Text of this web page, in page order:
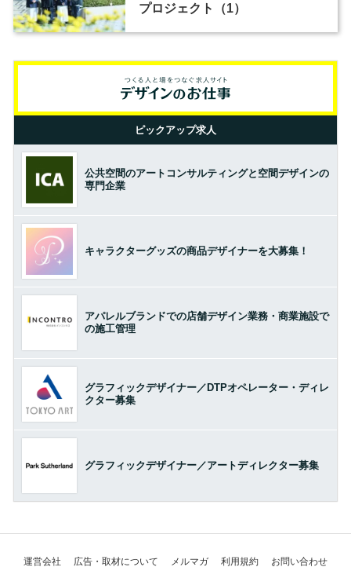
プロジェクト（1）
ピックアップ求人
公共空間のアートコンサルティングと空間デザインの
専門企業
キャラクターグッズの商品デザイナーを大募集！
アパレルブランドでの店舗デザイン業務・商業施設で
の施工管理
グラフィックデザイナー／DTPオペレーター・ディレ
クター募集
グラフィックデザイナー／アートディレクター募集
運営会社 広告・取材について メルマガ 利用規約 お問い合わせ